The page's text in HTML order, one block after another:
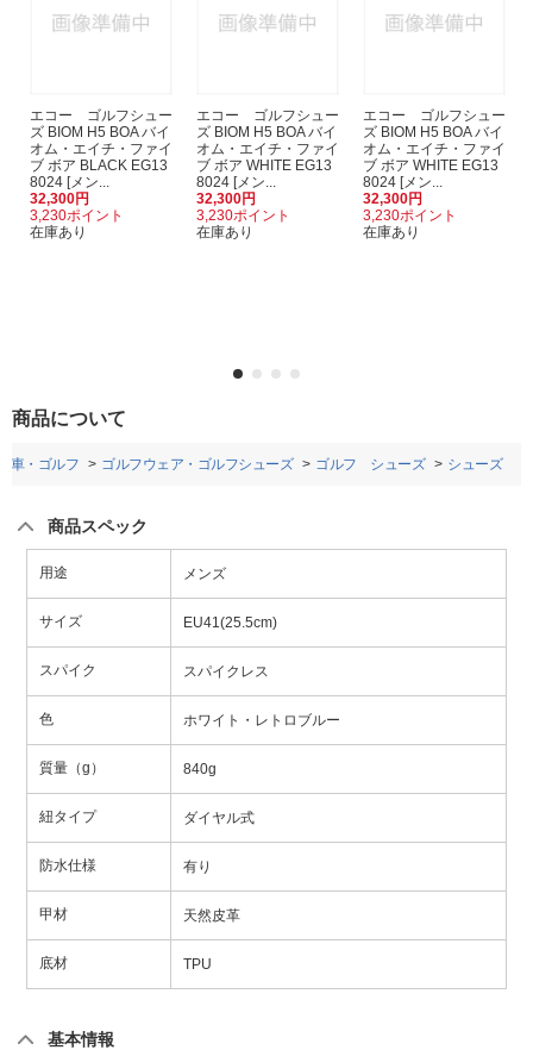
エコー ゴルフシュー
ズ BIOM H5 BOA バイ
オム・エイチ・ファイ
ブ ボア BLACK EG13
8024 [メン...
32,300円
3,230ポイント
在庫あり
エコー ゴルフシュー
ズ BIOM H5 BOA バイ
オム・エイチ・ファイ
ブ ボア WHITE EG13
8024 [メン...
32,300円
3,230ポイント
在庫あり
エコー ゴルフシュー
ズ BIOM H5 BOA バイ
オム・エイチ・ファイ
ブ ボア WHITE EG13
8024 [メン...
32,300円
3,230ポイント
在庫あり
商品について
車・ゴルフ ゴルフウェア・ゴルフシューズ ゴルフ シューズ シューズ
商品スペック
用途 メンズ
サイズ EU41(25.5cm)
スパイク スパイクレス
色 ホワイト・レトロブルー
質量（g） 840g
紐タイプ ダイヤル式
防水仕様 有り
甲材 天然皮革
底材 TPU
基本情報